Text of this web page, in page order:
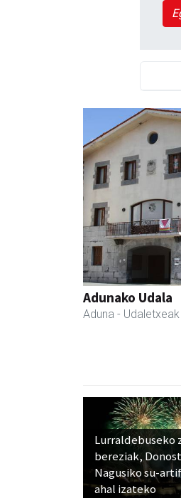
Adunako Udala
Aduna - Udaletxeak
Lurraldebuseko
bereziak,
Nagusiko su-
ahal izateko